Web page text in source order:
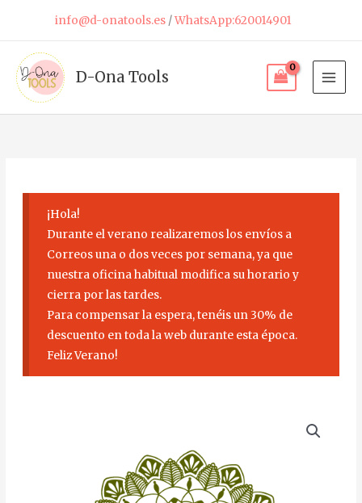
contenido
info@d-onatools.es/WhatsApp:620014901
D-Ona Tools
¡Hola!
Durante el verano realizaremos los envíos a
Correos una o dos veces por semana, ya que
nuestra oficina habitual modifica su horario y
cierra por las tardes.
Para compensar la espera, tenéis un 30% de
descuento en toda la web durante esta época.
Feliz Verano!